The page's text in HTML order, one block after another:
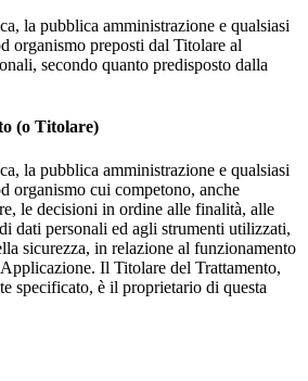
la pubblica amministrazione e qualsiasi
organismo preposti dal Titolare al
secondo quanto predisposto dalla
(o Titolare)
la pubblica amministrazione e qualsiasi
organismo cui competono, anche
le decisioni in ordine alle finalità, alle
dati personali ed agli strumenti utilizzati,
sicurezza, in relazione al funzionamento
Il Titolare del Trattamento,
specificato, è il proprietario di questa